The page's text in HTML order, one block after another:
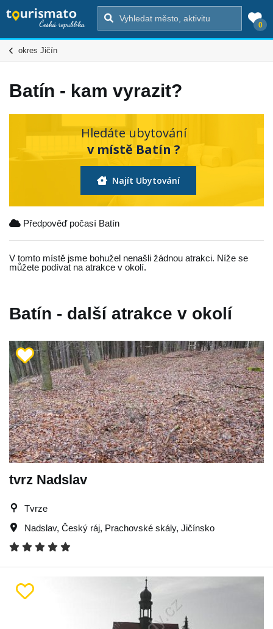
0
okres Jičín
Batín - kam vyrazit?
Hledáte ubytování
v místě Batín ?
Najít Ubytování
Předpověď počasí Batín
V tomto místě jsme bohužel nenašli žádnou atrakci. Níže se
můžete podívat na atrakce v okolí.
Batín - další atrakce v okolí
tvrz Nadslav
Tvrze
Nadslav, Český ráj, Prachovské skály, Jičínsko